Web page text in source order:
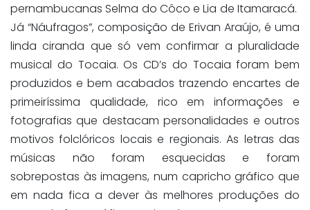
pernambucanas Selma do Côco e Lia de Itamaracá.
Já “Náufragos”, composição de Erivan Araújo, é uma
linda ciranda que só vem confirmar a pluralidade
musical do Tocaia. Os CD’s do Tocaia foram bem
produzidos e bem acabados trazendo encartes de
primeiríssima qualidade, rico em informações e
fotografias que destacam personalidades e outros
motivos folclóricos locais e regionais. As letras das
músicas não foram esquecidas e foram
sobrepostas às imagens, num capricho gráfico que
em nada fica a dever às melhores produções do